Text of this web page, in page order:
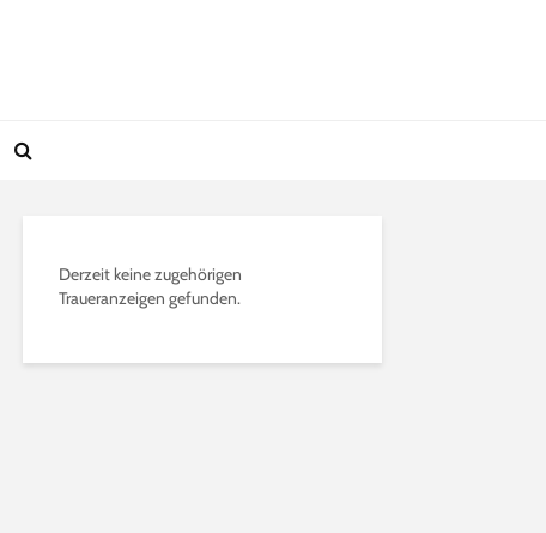
Derzeit keine zugehörigen
Traueranzeigen gefunden.